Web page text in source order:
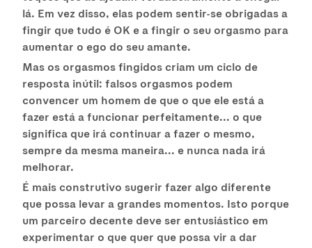
lá. Em vez disso, elas podem sentir-se obrigadas a
fingir que tudo é OK e a fingir o seu orgasmo para
aumentar o ego do seu amante.
Mas os orgasmos fingidos criam um ciclo de
resposta inútil: falsos orgasmos podem
convencer um homem de que o que ele está a
fazer está a funcionar perfeitamente... o que
significa que irá continuar a fazer o mesmo,
sempre da mesma maneira... e nunca nada irá
melhorar.
É mais construtivo sugerir fazer algo diferente
que possa levar a grandes momentos. Isto porque
um parceiro decente deve ser entusiástico em
experimentar o que quer que possa vir a dar